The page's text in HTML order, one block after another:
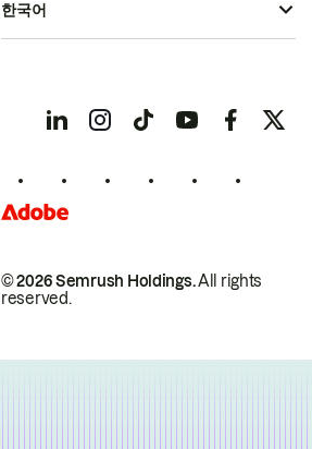
© 2026 Semrush Holdings.All rights
reserved.
한국어